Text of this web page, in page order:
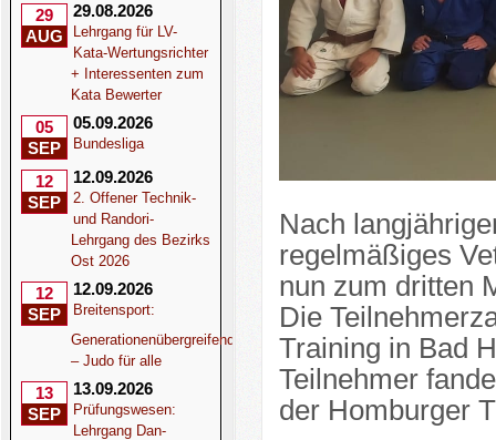
29
AUG
29.08.2026
Lehrgang für LV-
Kata-Wertungsrichter
+ Interessenten zum
Kata Bewerter
05
SEP
05.09.2026
Bundesliga
12
SEP
12.09.2026
2. Offener Technik-
und Randori-
Lehrgang des Bezirks
Ost 2026
12
SEP
12.09.2026
Breitensport:
Generationenübergreifend
– Judo für alle
13
SEP
13.09.2026
Prüfungswesen:
Lehrgang Dan-
Nach
regelmäßiges
nun zum dritten
Die
Training in Bad
Teilnehmer
der Homburger